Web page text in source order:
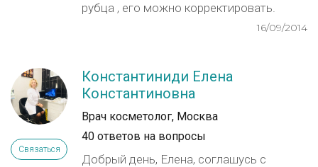
рубца , его можно корректировать.
16/09/2014
Связаться
Константиниди Елена
Константиновна
Врач косметолог, Москва
40 ответов на вопросы
Добрый день, Елена, соглашусь с